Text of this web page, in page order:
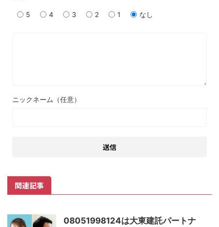
5 4 3 2 1 なし
ニックネーム（任意）
関連記事
08051998124は大東建託パートナ